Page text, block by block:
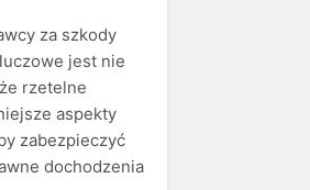
za szkody
jest nie
rzetelne
aspekty
zabezpieczyć
dochodzenia